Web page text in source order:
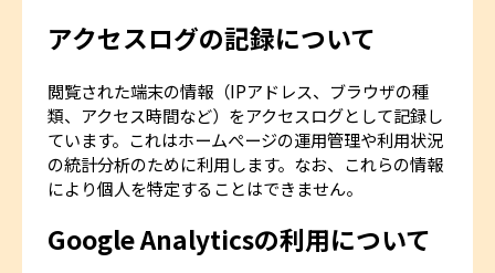
アクセスログの記録について
閲覧された端末の情報（IPアドレス、ブラウザの種
類、アクセス時間など）をアクセスログとして記録し
ています。これはホームぺージの運用管理や利用状況
の統計分析のために利用します。なお、これらの情報
により個人を特定することはできません。
Google Analyticsの利用について